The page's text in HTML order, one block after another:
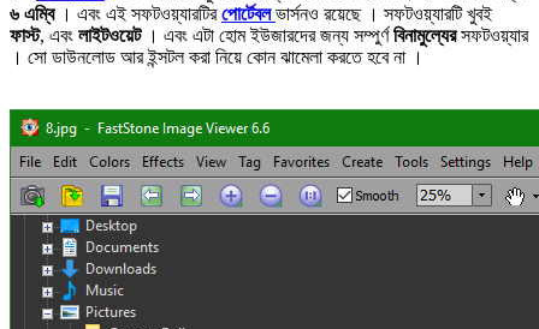
৬ এম্বি। এবং এই সফটওয়্যারটিরপোর্টেবল ভার্সনও রয়েছে । সফটওয়্যারটি খুবই
ফাস্ট, এবং লাইটওয়েট। এবং এটা হোম ইউজারদের জন্য সম্পুর্ণবিনামুল্যেরসফটওয়্যার
। সো ডাউনলোড আর ইন্সটল করা নিয়ে কোন ঝামেলা করতে হবে না ।